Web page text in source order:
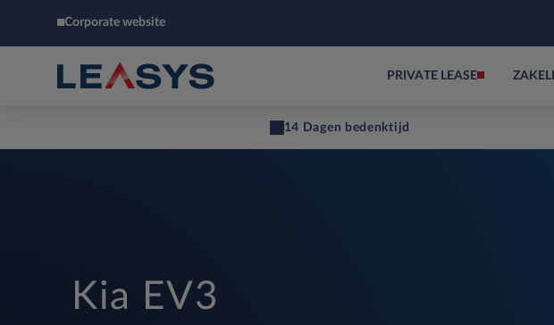
Corporate website
PRIVATE LEASE
14 Dagen bedenktijd
Kia EV3